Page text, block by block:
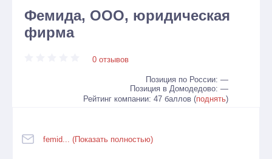
Фемида, ООО, юридическая
фирма
0 отзывов
Позиция по России: —
Позиция в Домодедово: —
Рейтинг компании: 47 баллов (поднять)
femid... (Показать полностью)